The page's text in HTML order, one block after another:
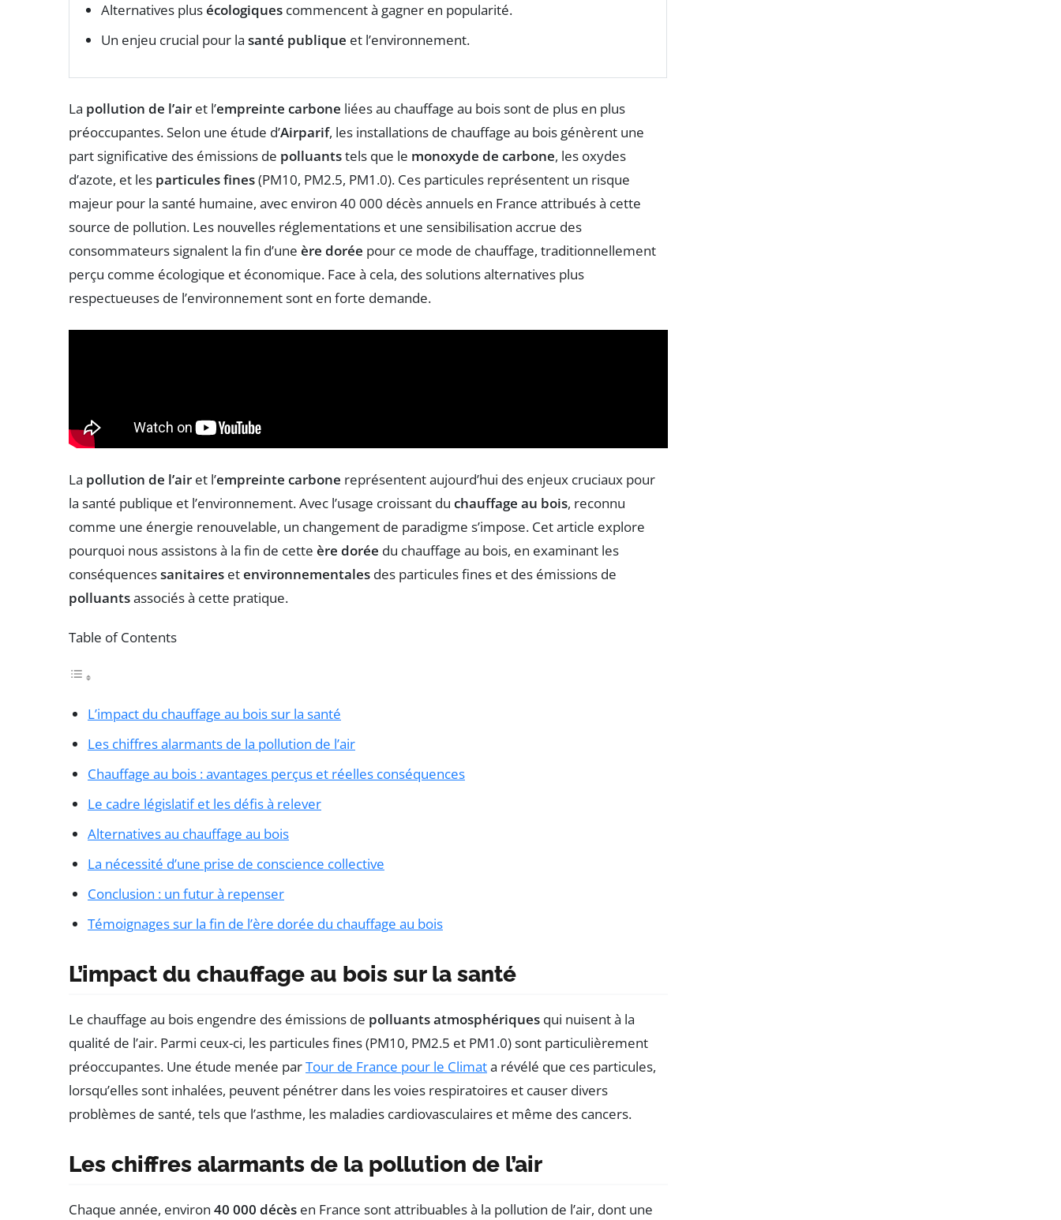
Alternatives plusécologiques commencent à gagner en popularité.
Un enjeu crucial pour la santé publique et l’environnement.
La pollution de l’air et l’empreinte carbone liées au chauffage au bois sont de plus en plus
préoccupantes. Selon une étude d’Airparif, les installations de chauffage au bois génèrent une
part significative des émissions de polluantstels que le monoxyde de carbone, les oxydes
d’azote, et les particules fines(PM10, PM2.5, PM1.0). Ces particules représentent un risque
majeur pour la santé humaine, avec environ 40 000 décès annuels en France attribués à cette
source de pollution. Les nouvelles réglementations et une sensibilisation accrue des
consommateurs signalent la fin d’une ère dorée pour ce mode de chauffage, traditionnellement
perçu comme écologique et économique. Face à cela, des solutions alternatives plus
respectueuses de l’environnement sont en forte demande.
La pollution de l’air et l’empreinte carbone représentent aujourd’hui des enjeux cruciaux pour
la santé publique et l’environnement. Avec l’usage croissant du chauffage au bois, reconnu
comme une énergie renouvelable, un changement de paradigme s’impose. Cet article explore
pourquoi nous assistons à la fin de cette ère dorée du chauffage au bois, en examinant les
conséquencessanitaires etenvironnementales des particules fines et des émissions de
polluantsassociés à cette pratique.
Table of Contents
L’impact du chauffage au bois sur la santé
Les chiffres alarmants de la pollution de l’air
Chauffage au bois : avantages perçus et réelles conséquences
Le cadre législatif et les défis à relever
Alternatives au chauffage au bois
La nécessité d’une prise de conscience collective
Conclusion : un futur à repenser
Témoignages sur la fin de l’ère dorée du chauffage au bois
L’impact du chauffage au bois sur la santé
Le chauffage au bois engendre des émissions de polluants atmosphériques qui nuisent à la
qualité de l’air. Parmi ceux-ci, les particules fines (PM10, PM2.5 et PM1.0) sont particulièrement
préoccupantes. Une étude menée parTour de France pour le Climata révélé que ces particules,
lorsqu’elles sont inhalées, peuvent pénétrer dans les voies respiratoires et causer divers
problèmes de santé, tels que l’asthme, les maladies cardiovasculaires et même des cancers.
Les chiffres alarmants de la pollution de l’air
Chaque année, environ 40 000 décès en France sont attribuables à la pollution de l’air, dont une